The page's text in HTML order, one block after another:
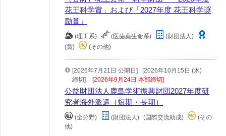
花王科学賞」および「2027年度 花王科学奨
励賞」
(理工系) (医歯薬生命系)
(財団法人)
(賞)
(その他)
[2026年7月21日 公開日]
[2026年10月15日 (木)
締切]
[2026年9月24日 本部締切]
公益財団法人鹿島学術振興財団2027年度研
究者海外派遣（短期・長期）
(全分野) (財団法人) (国際交流助成)
(その
他)